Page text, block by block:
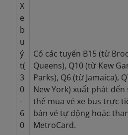
X
e
b
u
ý
t(
3
0
-
6
0
Có các tuyến B15 (từ
Queens), Q10 (từ Kew
Parks), Q6 (từ Jamaica),
New York) xuất phát đến
thể mua vé xe bus trực
bán vé tự động hoặc
MetroCard.